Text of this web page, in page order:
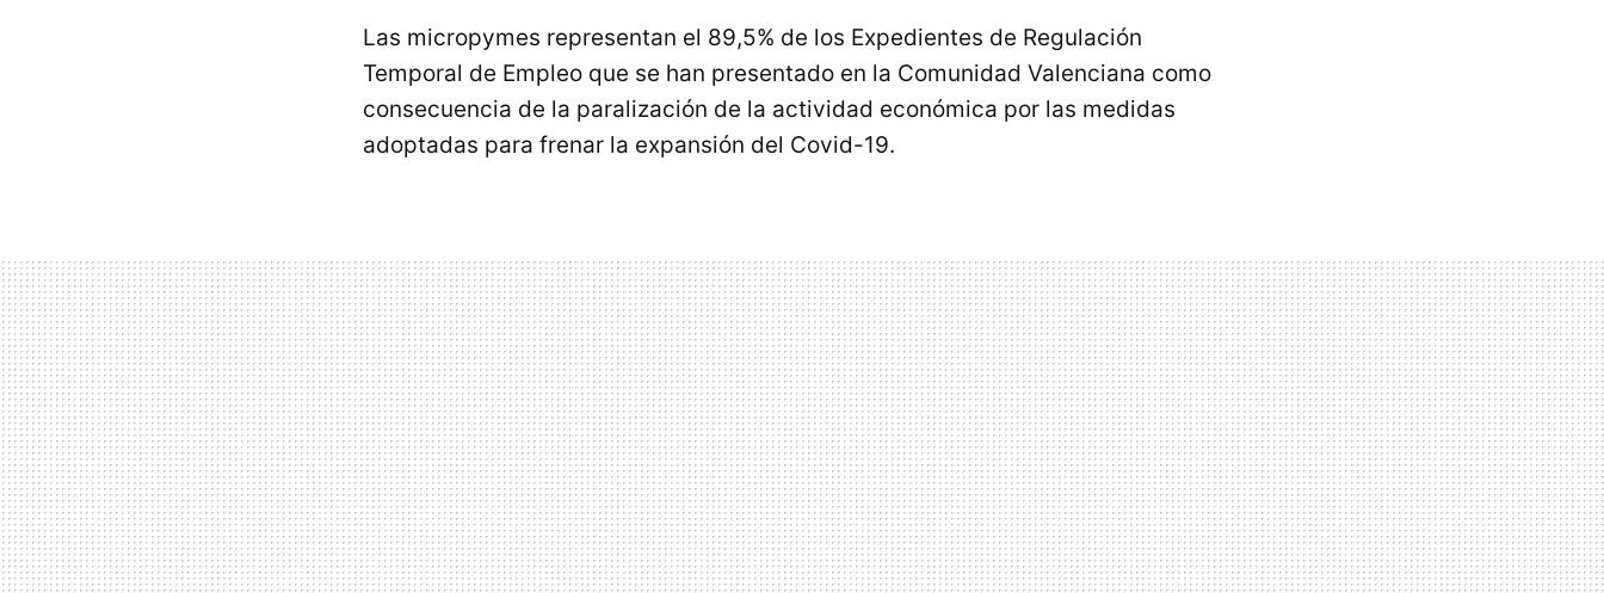
Las micropymes representan el 89,5% de los Expedientes de Regulación
Temporal de Empleo que se han presentado en la Comunidad Valenciana como
consecuencia de la paralización de la actividad económica por las medidas
adoptadas para frenar la expansión del Covid-19.